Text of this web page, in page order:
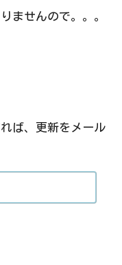
ませんので。。。
ば、更新をメール